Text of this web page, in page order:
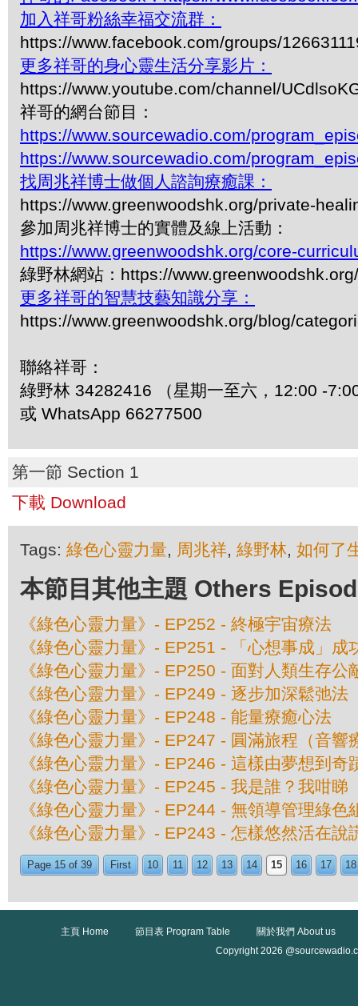
加入祥哥粉絲幸福交流群：
https://www.facebook.com/groups/
更多祥哥的身心靈生活分享影片：
https://www.youtube.com/channel/
祥哥的網台節目：
https://www.sourcewadio.com/
https://www.sourcewadio.com/
找周兆祥博士做個人諮詢療癒課：
https://www.greenwoodshk.org/private-
參加周兆祥博士的實體及線上活動：
https://www.greenwoodshk.org/core-
綠野林網站：https://www.greenwoodshk.org/
更多祥哥的智慧技藝知識分享：
https://www.greenwoodshk.org/blog/
聯絡祥哥：
綠野林 34282416 （星期一至六，12:00 -
或 WhatsApp 66277500
第一節 Section 1
下載 Download
Tags: 綠色心靈力量, 周兆祥, 綠野林, 如何了
本節目其他主題 Others
《綠色心靈力量》- EP252 - 終極宇宙療法
《綠色心靈力量》- EP251 - 「心想事成」成
《綠色心靈力量》- EP250 - 面對人類生存公
《綠色心靈力量》- EP249 - 逐步加深鬆弛法
《綠色心靈力量》- EP248 - 能量療癒心法
《綠色心靈力量》- EP247 - 圓滿旅程（音響
《綠色心靈力量》- EP246 - 這樣由夢想到奇
《綠色心靈力量》- EP245 - 我是誰？我咁睇
《綠色心靈力量》- EP244 - 無領導管理綠色
《綠色心靈力量》- EP243 - 怎樣悠然活在說
Page 15 of 39 First 10 11 12 13 14 15 16 17 18
主頁 Home 節目表 Program Table
關於我們 About us
Copyright 2026